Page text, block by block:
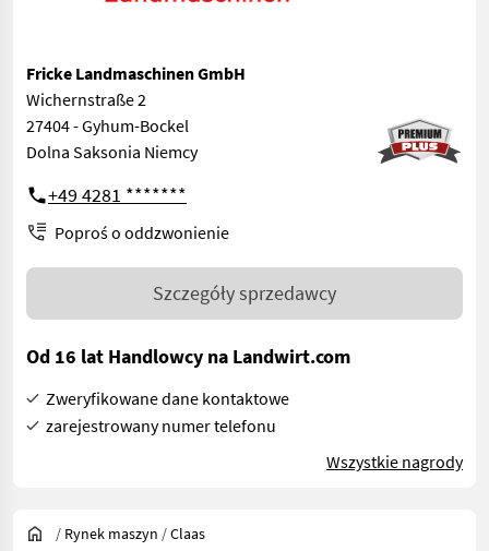
Fricke Landmaschinen GmbH
Wichernstraße 2
27404 - Gyhum-Bockel
Dolna Saksonia Niemcy
+49 4281 *******
Poproś o oddzwonienie
Szczegóły sprzedawcy
Od 16 lat Handlowcy na Landwirt.com
Zweryfikowane dane kontaktowe
zarejestrowany numer telefonu
Wszystkie nagrody
/ Rynek maszyn /Claas